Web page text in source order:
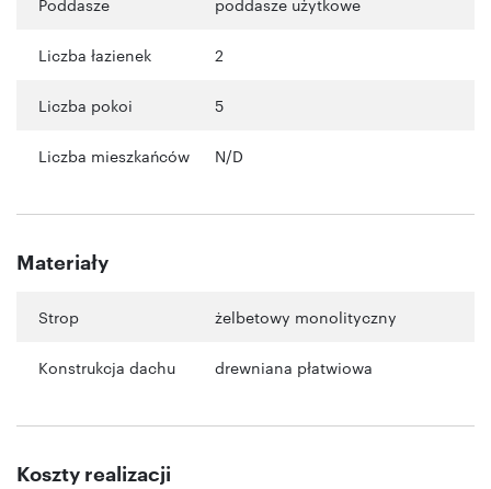
Liczba łazienek 2
Liczba pokoi 5
Liczba mieszkańców N/D
Materiały
Strop żelbetowy monolityczny
Konstrukcja dachu drewniana płatwiowa
Koszty realizacji